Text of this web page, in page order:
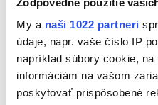
My a naši 1022 partneri
údaje, napr. vaše číslo IP
napríklad súbory cookie,
informáciám na vašom
poskytovať prispôsobené